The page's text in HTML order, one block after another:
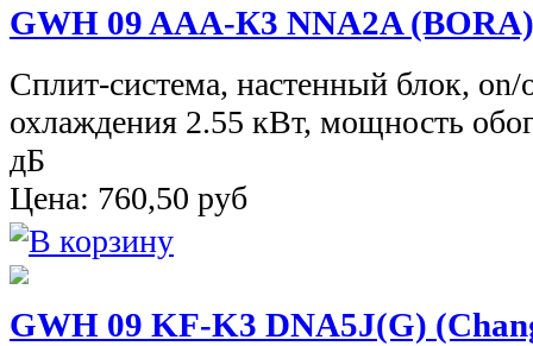
GWH 09 AAА-К3 NNA2A
Сплит-система, настенный блок,
охлаждения 2.55 кВт, мощность
дБ
Цена: 760,50 руб
GWH 09 KF-K3 DNA5J(G)